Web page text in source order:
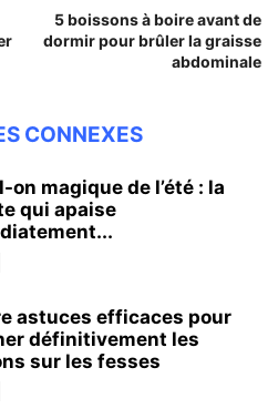
5 boissons à boire avant de
dormir pour brûler la graisse
abdominale
CONNEXES
on magique de l’été : la
qui apaise
astuces efficaces pour
définitivement les
sur les fesses